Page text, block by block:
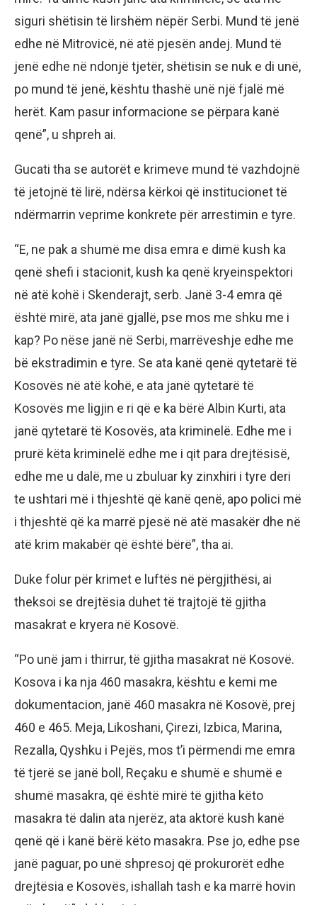
siguri shëtisin të lirshëm nëpër Serbi. Mund të jenë
edhe në Mitrovicë, në atë pjesën andej. Mund të
jenë edhe në ndonjë tjetër, shëtisin se nuk e di unë,
po mund të jenë, kështu thashë unë një fjalë më
herët. Kam pasur informacione se përpara kanë
qenë”, u shpreh ai.
Gucati tha se autorët e krimeve mund të vazhdojnë
të jetojnë të lirë, ndërsa kërkoi që institucionet të
ndërmarrin veprime konkrete për arrestimin e tyre.
“E, ne pak a shumë me disa emra e dimë kush ka
qenë shefi i stacionit, kush ka qenë kryeinspektori
në atë kohë i Skenderajt, serb. Janë 3-4 emra që
është mirë, ata janë gjallë, pse mos me shku me i
kap? Po nëse janë në Serbi, marrëveshje edhe me
bë ekstradimin e tyre. Se ata kanë qenë qytetarë të
Kosovës në atë kohë, e ata janë qytetarë të
Kosovës me ligjin e ri që e ka bërë Albin Kurti, ata
janë qytetarë të Kosovës, ata kriminelë. Edhe me i
prurë këta kriminelë edhe me i qit para drejtësisë,
edhe me u dalë, me u zbuluar ky zinxhiri i tyre deri
te ushtari më i thjeshtë që kanë qenë, apo polici më
i thjeshtë që ka marrë pjesë në atë masakër dhe në
atë krim makabër që është bërë”, tha ai.
Duke folur për krimet e luftës në përgjithësi, ai
theksoi se drejtësia duhet të trajtojë të gjitha
masakrat e kryera në Kosovë.
“Po unë jam i thirrur, të gjitha masakrat në Kosovë.
Kosova i ka nja 460 masakra, kështu e kemi me
dokumentacion, janë 460 masakra në Kosovë, prej
460 e 465. Meja, Likoshani, Çirezi, Izbica, Marina,
Rezalla, Qyshku i Pejës, mos t’i përmendi me emra
të tjerë se janë boll, Reçaku e shumë e shumë e
shumë masakra, që është mirë të gjitha këto
masakra të dalin ata njerëz, ata aktorë kush kanë
qenë që i kanë bërë këto masakra. Pse jo, edhe pse
janë paguar, po unë shpresoj që prokurorët edhe
drejtësia e Kosovës, ishallah tash e ka marrë hovin